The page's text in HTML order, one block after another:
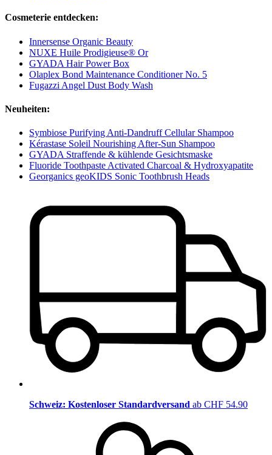
Cosmeterie entdecken:
Innersense Organic Beauty
NUXE Huile Prodigieuse® Or
GYADA Hair Power Box
Olaplex Bond Maintenance Conditioner No. 5
Fugazzi Angel Dust Body Wash
Neuheiten:
Symbiose Purifying Anti-Dandruff Cellular Shampoo
Kérastase Soleil Nourishing After-Sun Shampoo
GYADA Straffende & kühlende Gesichtsmaske
Fluoride Toothpaste Activated Charcoal & Hydroxyapatite
Georganics geoKIDS Sonic Toothbrush Heads
Schweiz: Kostenloser Standardversand ab CHF 54.90